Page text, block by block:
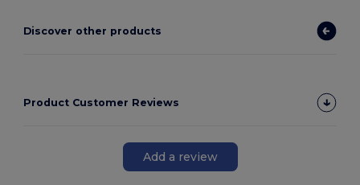
Discover other products
Product Customer Reviews
Add a review